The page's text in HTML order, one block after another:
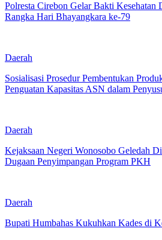
Polresta Cirebon Gelar Bakti Kesehatan
Rangka Hari Bhayangkara ke-79
Daerah
Sosialisasi Prosedur Pembentukan
Penguatan Kapasitas ASN dalam
Daerah
Kejaksaan Negeri Wonosobo Geledah
Dugaan Penyimpangan Program PKH
Daerah
Bupati Humbahas Kukuhkan Kades di